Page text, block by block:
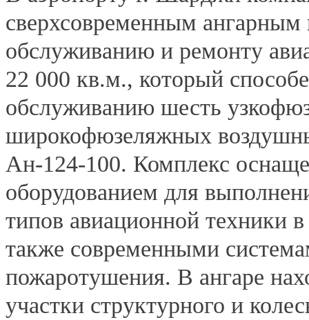
сверхсовременным
обслуживанию и ремонту
22 000 кв.м., который
обслуживанию шесть
широкофюзеляжных
Ан-124-100. Комплекс
оборудованием для
типов авиационной техники
также современными
пожаротушения. В ангаре
участки структурного и